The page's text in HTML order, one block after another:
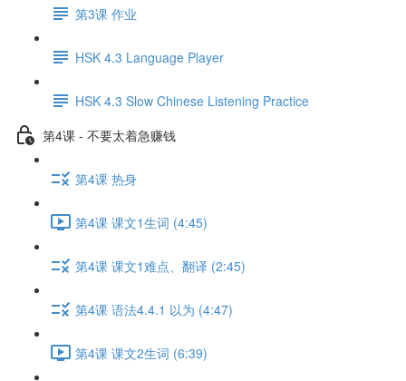
第3课 作业
HSK 4.3 Language Player
HSK 4.3 Slow Chinese Listening Practice
第4课 - 不要太着急赚钱
第4课 热身
第4课 课文1生词 (4:45)
第4课 课文1难点、翻译 (2:45)
第4课 语法4.4.1 以为 (4:47)
第4课 课文2生词 (6:39)